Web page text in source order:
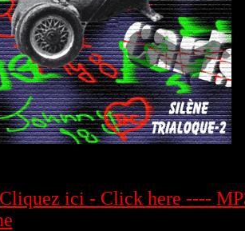
Cliquez ici - Click here ----